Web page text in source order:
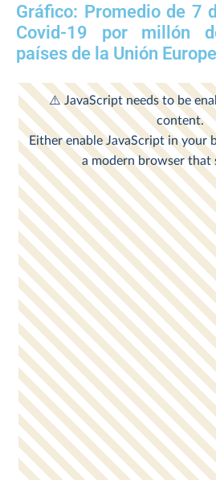
Gráfico: Promedio de 7
Covid-19 por millón
países de la Unión